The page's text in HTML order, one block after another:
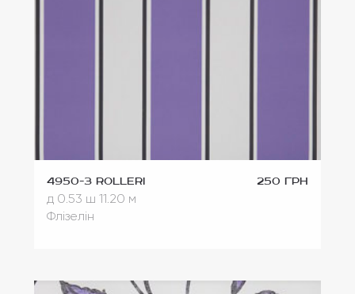
4950-3 Rolleri 250 грн
д 0.53 ш 11.20 м
Флізелін